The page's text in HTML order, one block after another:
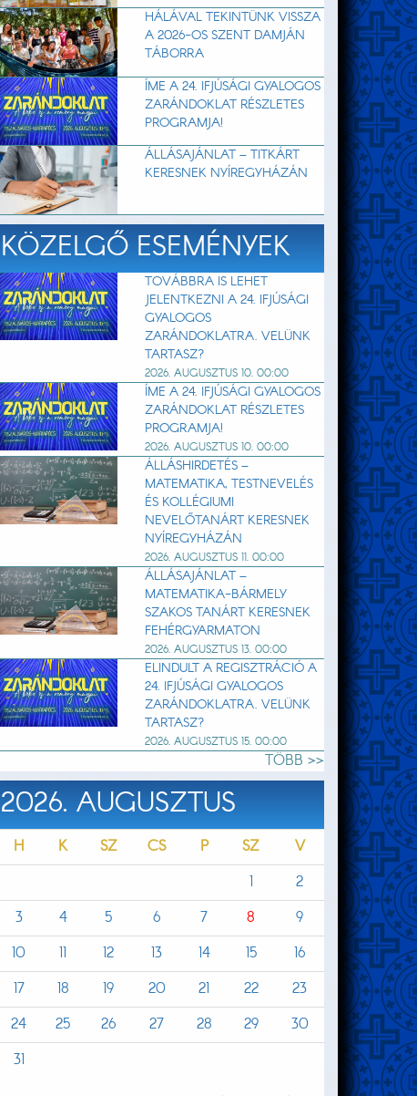
HÁLÁVAL TEKINTÜNK VISSZA
A 2026-OS SZENT DAMJÁN
TÁBORRA
ÍME A 24. IFJÚSÁGI GYALOGOS
ZARÁNDOKLAT RÉSZLETES
PROGRAMJA!
ÁLLÁSAJÁNLAT – TITKÁRT
KERESNEK NYÍREGYHÁZÁN
KÖZELGŐ ESEMÉNYEK
TOVÁBBRA IS LEHET
JELENTKEZNI A 24. IFJÚSÁGI
GYALOGOS
ZARÁNDOKLATRA. VELÜNK
TARTASZ?
2026. AUGUSZTUS 10. 00:00
ÍME A 24. IFJÚSÁGI GYALOGOS
ZARÁNDOKLAT RÉSZLETES
PROGRAMJA!
2026. AUGUSZTUS 10. 00:00
ÁLLÁSHIRDETÉS –
MATEMATIKA, TESTNEVELÉS
ÉS KOLLÉGIUMI
NEVELŐTANÁRT KERESNEK
NYÍREGYHÁZÁN
2026. AUGUSZTUS 11. 00:00
ÁLLÁSAJÁNLAT –
MATEMATIKA-BÁRMELY
SZAKOS TANÁRT KERESNEK
FEHÉRGYARMATON
2026. AUGUSZTUS 13. 00:00
ELINDULT A REGISZTRÁCIÓ A
24. IFJÚSÁGI GYALOGOS
ZARÁNDOKLATRA. VELÜNK
TARTASZ?
2026. AUGUSZTUS 15. 00:00
TÖBB >>
2026. AUGUSZTUS
H K SZ CS P SZ
V
1
2
3
4 5 6 7 8
9
10
11 12 13 14 15
16
17
18 19 20 21 22
23
24
25 26 27 28 29
30
31